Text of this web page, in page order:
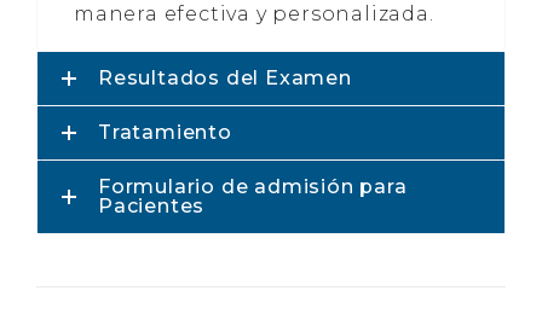
manera efectiva y personalizada.
Resultados del Examen
Tratamiento
Formulario de admisión para
Pacientes